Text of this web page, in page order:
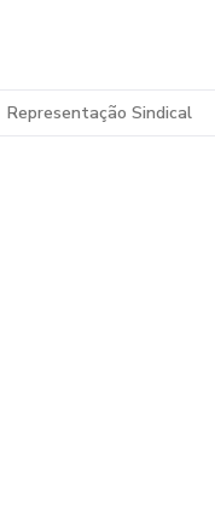
Representação Sindical